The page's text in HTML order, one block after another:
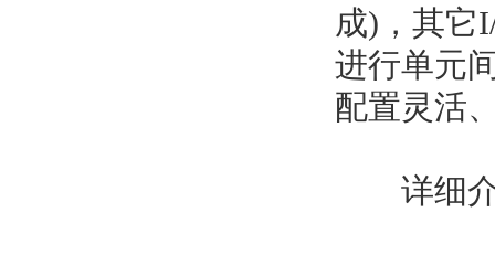
成)，其它
进行单元
配置灵活
详细介